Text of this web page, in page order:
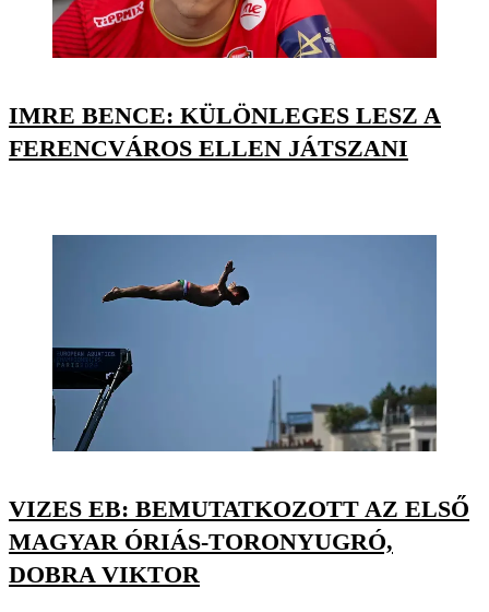
IMRE BENCE: KÜLÖNLEGES LESZ A
FERENCVÁROS ELLEN JÁTSZANI
VIZES EB: BEMUTATKOZOTT AZ ELSŐ
MAGYAR ÓRIÁS-TORONYUGRÓ,
DOBRA VIKTOR